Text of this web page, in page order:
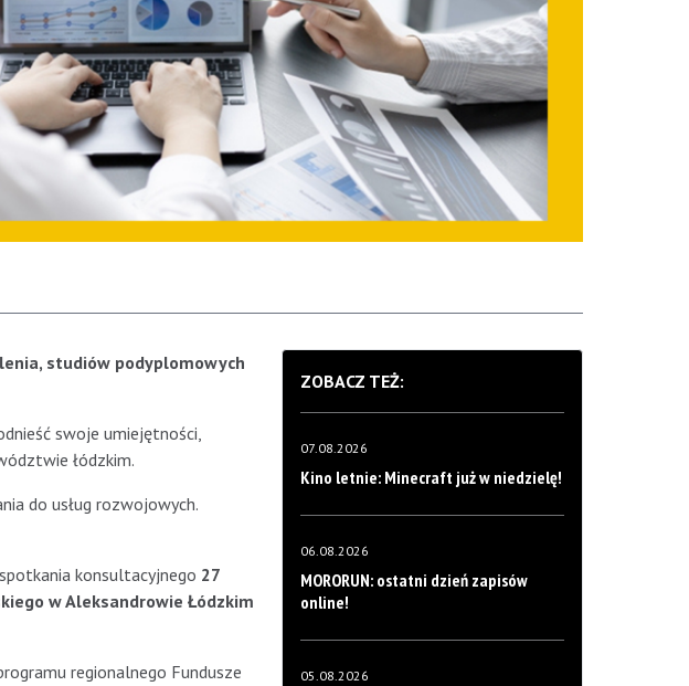
studiów podyplomowych
swoje umiejętności,
łódzkim.
do usług rozwojowych.
konsultacyjnego 27
w Aleksandrowie Łódzkim
regionalnego Fundusze
ZOBACZ TEŻ:
07.08.2026
Kino letnie: Minecraft już w niedzielę!
06.08.2026
MORORUN: ostatni dzień zapisów
online!
05.08.2026